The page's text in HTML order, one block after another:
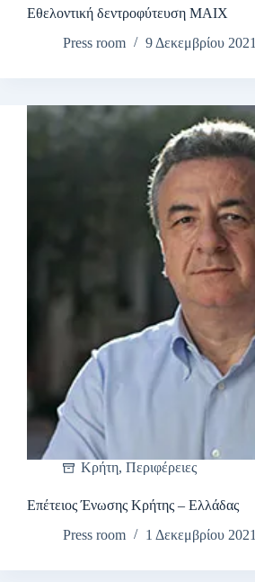
Εθελοντική δεντροφύτευση ΜΑΙΧ
Press room
9 Δεκεμβρίου 2021
Κρήτη, Περιφέρειες
Επέτειος Ένωσης Κρήτης – Ελλάδας
Press room
1 Δεκεμβρίου 2021